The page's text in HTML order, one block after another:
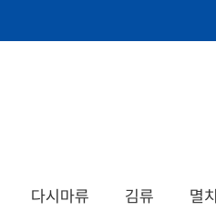
다시마류 김류 멸